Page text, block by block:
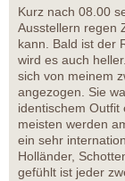
Kurz nach 08.00
Ausstellern regen
kann. Bald ist der
wird es auch
sich von meinem
angezogen. Sie
identischem Outfit
meisten werden
ein sehr
Holländer,
gefühlt ist jeder